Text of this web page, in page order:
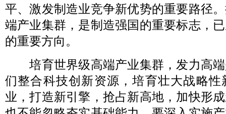
平、激发制造业竞争新优势的重要路径
端产业集群，是制造强国的重要标志，
的重要方向。
培育世界级高端产业集群，发力高端
们整合科技创新资源，培育壮大战略性
业，打造新引擎，抢占新高地，加快形